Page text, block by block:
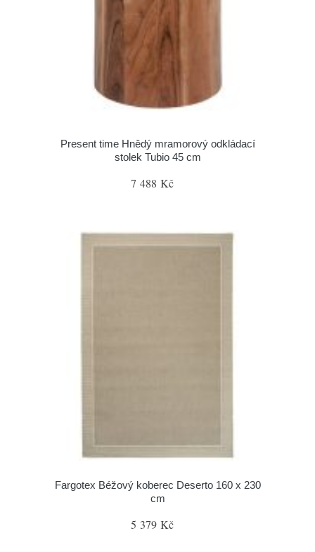
Present time Hnědý mramorový odkládací
stolek Tubio 45 cm
7 488 Kč
Fargotex Béžový koberec Deserto 160 x 230
cm
5 379 Kč